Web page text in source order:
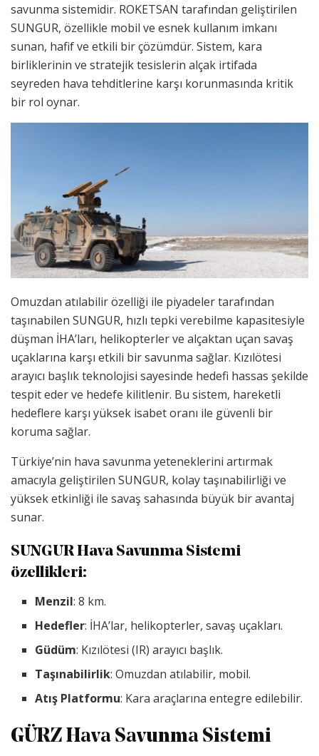
savunma sistemidir. ROKETSAN tarafından geliştirilen
SUNGUR, özellikle mobil ve esnek kullanım imkanı
sunan, hafif ve etkili bir çözümdür. Sistem, kara
birliklerinin ve stratejik tesislerin alçak irtifada
seyreden hava tehditlerine karşı korunmasında kritik
bir rol oynar.
Omuzdan atılabilir özelliği ile piyadeler tarafından
taşınabilen SUNGUR, hızlı tepki verebilme kapasitesiyle
düşman İHA’ları, helikopterler ve alçaktan uçan savaş
uçaklarına karşı etkili bir savunma sağlar. Kızılötesi
arayıcı başlık teknolojisi sayesinde hedefi hassas şekilde
tespit eder ve hedefe kilitlenir. Bu sistem, hareketli
hedeflere karşı yüksek isabet oranı ile güvenli bir
koruma sağlar.
Türkiye’nin hava savunma yeteneklerini artırmak
amacıyla geliştirilen SUNGUR, kolay taşınabilirliği ve
yüksek etkinliği ile savaş sahasında büyük bir avantaj
sunar.
SUNGUR Hava Savunma Sistemi
özellikleri:
Menzil: 8 km.
Hedefler: İHA’lar, helikopterler, savaş uçakları.
Güdüm: Kızılötesi (IR) arayıcı başlık.
Taşınabilirlik: Omuzdan atılabilir, mobil.
Atış Platformu: Kara araçlarına entegre edilebilir.
GÜRZ Hava Savunma Sistemi